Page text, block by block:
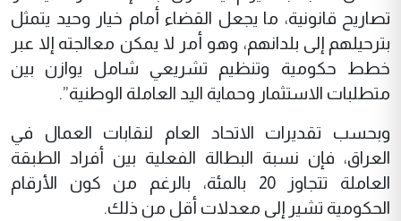
تصاريح قانونية، ما يجعل القضاء أمام خيار وحيد يتمثل
بترحيلهم إلى بلدانهم، وهو أمر لا يمكن معالجته إلا عبر
خطط حكومية وتنظيم تشريعي شامل يوازن بين
متطلبات الاستثمار وحماية اليد العاملة الوطنية”.
وبحسب تقديرات الاتحاد العام لنقابات العمال في
العراق، فإن نسبة البطالة الفعلية بين أفراد الطبقة
العاملة تتجاوز 20 بالمئة، بالرغم من كون الأرقام
الحكومية تشير إلى معدلات أقل من ذلك.